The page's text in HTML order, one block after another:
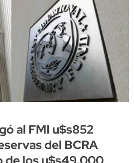
al FMI u$s852
del BCRA